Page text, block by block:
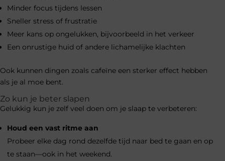
Minder focus tijdens lessen
Sneller stress of frustratie
Meer kans op ongelukken, bijvoorbeeld in het verkeer
Een onrustige huid of andere lichamelijke klachten
Ook kunnen dingen zoals cafeïne een sterker effect hebben
als je al moe bent.
Zo kun je beter slapen
Gelukkig kun je zelf veel doen om je slaap te verbeteren:
Houd een vast ritme aan
Probeer elke dag rond dezelfde tijd naar bed te gaan en op
te staan—ook in het weekend.